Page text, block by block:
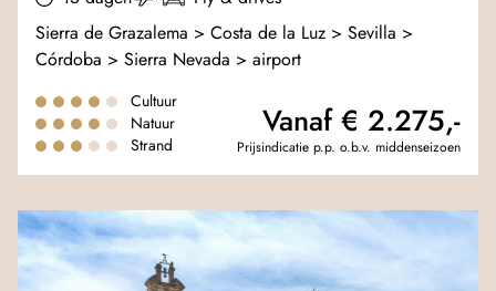
Sierra de Grazalema > Costa de la Luz > Sevilla >
Córdoba > Sierra Nevada > airport
Cultuur
Natuur
Strand
Vanaf € 2.275,-
Prijsindicatie p.p. o.b.v. middenseizoen